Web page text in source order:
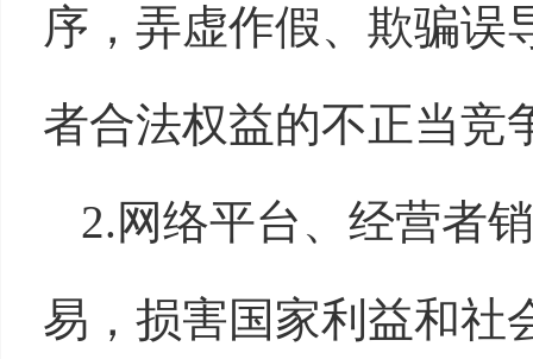
序，弄虚作假、欺骗误
者合法权益的不正当竞
2.网络平台、经营者
易，损害国家利益和社